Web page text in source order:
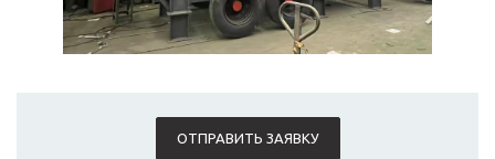
ОТПРАВИТЬ ЗАЯВКУ